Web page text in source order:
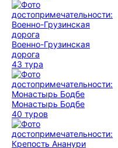
Военно-Грузинская
дорога
43 тура
Монастырь Бодбе
40 туров